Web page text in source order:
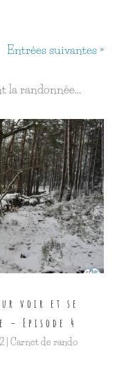
Entrées suivantes »
la randonnée…
voir et se
– Episode 4
| Carnet de rando